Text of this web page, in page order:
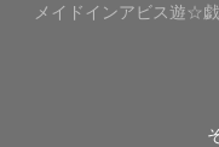
メイドインアビス遊☆